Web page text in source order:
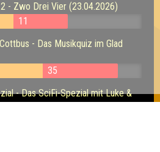
- Zwo Drei Vier (23.04.2026)
11
- Das Musikquiz im Glad
35
- Das SciFi-Spezial mit Luke &